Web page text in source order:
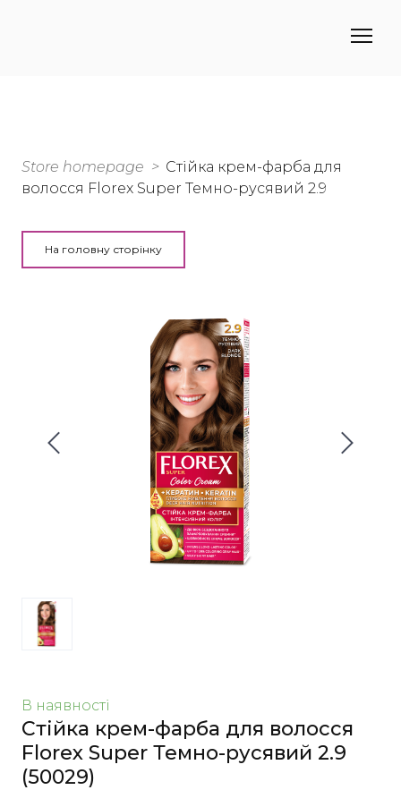
Store homepage
Стійка крем-фарба для
волосся Florex Super Темно-русявий 2.9
На головну сторінку
В наявності
Стійка крем-фарба для волосся
Florex Super Темно-русявий 2.9
(50029)